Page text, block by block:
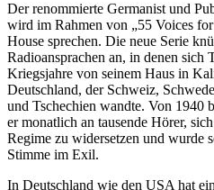
Der renommierte Germanist und
wird im Rahmen von „55 Voices
House sprechen. Die neue Serie
Radioansprachen an, in denen sich
Kriegsjahre von seinem Haus in
Deutschland, der Schweiz,
und Tschechien wandte. Von 1940
er monatlich an tausende Hörer,
Regime zu widersetzen und wurde
Stimme im Exil.
In Deutschland wie den USA hat